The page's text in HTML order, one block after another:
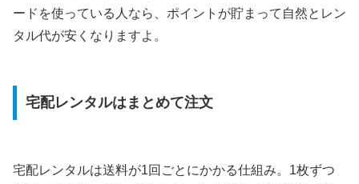
ードを使っている人なら、ポイントが貯まって自然とレン
タル代が安くなりますよ。
宅配レンタルはまとめて注文
宅配レンタルは送料が1回ごとにかかる仕組み。1枚ずつ